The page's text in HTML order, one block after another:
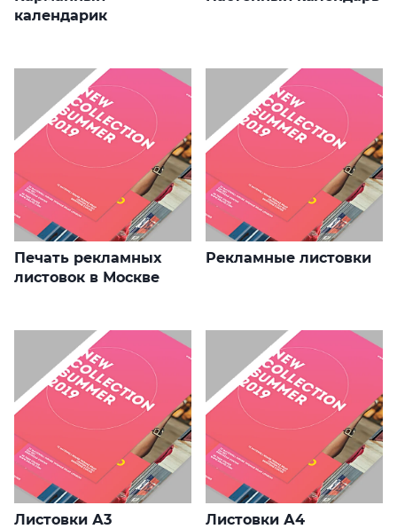
календарик
Печать рекламных
листовок в Москве
Рекламные листовки
Листовки А3 Листовки А4